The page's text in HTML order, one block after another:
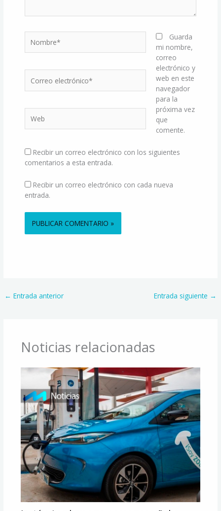
electrónico*
Guarda
mi nombre,
correo
electrónico y
web en este
navegador
para la
próxima vez
que
comente.
Recibir un correo electrónico con los siguientes
comentarios a esta entrada.
Recibir un correo electrónico con cada nueva
entrada.
← Entrada anterior Entrada siguiente →
Noticias relacionadas